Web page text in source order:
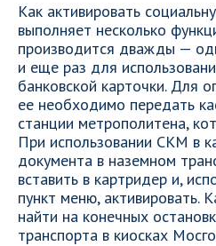
Как активировать
выполняет несколько
производится дважды —
и еще раз для
банковской карточки. Для
ее необходимо передать
станции метрополитена,
При использовании СКМ в
документа в наземном
вставить в картридер и,
пункт меню, активировать.
найти на конечных
транспорта в киосках